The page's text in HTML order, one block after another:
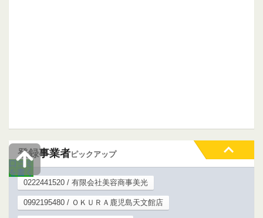
登録事業者ピックアップ
0222441520 / 有限会社美容商事美光
0992195480 / ＯＫＵＲＡ鹿児島天文館店
口コミ
を書く